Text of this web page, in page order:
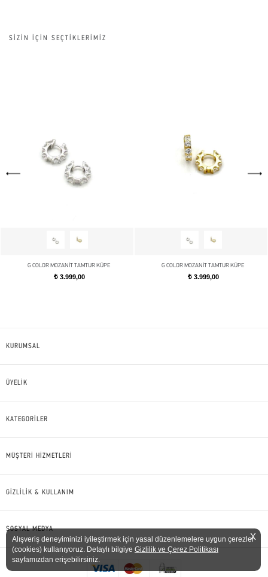
SİZİN İÇİN SEÇTİKLERİMİZ
G COLOR MOZANİT TAMTUR KÜPE
t3.999,00
G COLOR MOZANİT TAMTUR KÜPE
t3.999,00
KURUMSAL
ÜYELİK
KATEGORİLER
MÜŞTERİ HİZMETLERİ
GİZLİLİK & KULLANIM
SOSYAL MEDYA
Alışveriş deneyiminizi iyileştirmek için yasal düzenlemelere uygun çerezler
(cookies) kullanıyoruz. Detaylı bilgiye Gizlilik ve Çerez Politikası
sayfamızdan erişebilirsiniz.
X